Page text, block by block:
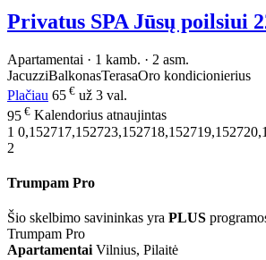
Privatus SPA Jūsų poilsiui
Apartamentai · 1 kamb. · 2 asm.
JacuzziBalkonasTerasaOro kondicionierius
Plačiau 65 € už 3 val.
95 € Kalendorius atnaujintas
1
2
Trumpam Pro
Šio skelbimo savininkas yra PLUS
Trumpam Pro
Apartamentai Vilnius, Pilaitė